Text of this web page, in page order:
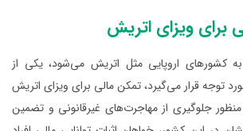
برای ویزای اتریش
کشورهای اروپایی مثل اتریش می‌شود، یکی از
توجه قرار می‌گیرد، تمکن مالی برای ویزای اتریش
جلوگیری از مهاجرت‌های غیرقانونی و تضمین